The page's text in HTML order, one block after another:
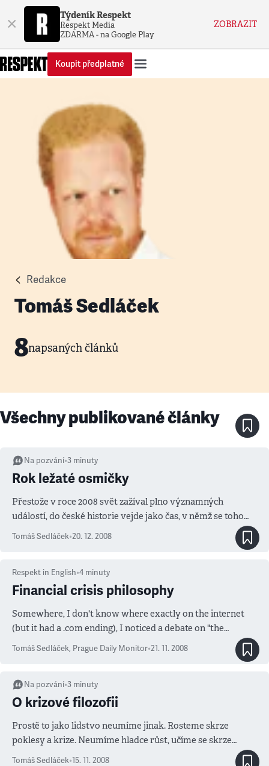
× Týdeník Respekt
Respekt Media
ZDARMA - na Google Play
ZOBRAZIT
Koupit předplatné
Redakce
Tomáš Sedláček
8napsaných článků
Všechny publikované články
Na pozvání•3 minuty
Rok ležaté osmičky
Přestože v roce 2008 svět zažíval plno významných
událostí, do české historie vejde jako čas, v němž se toho
tak moc nepřihodilo, přestože stát se mohlo hodně.
Tomáš Sedláček•20. 12. 2008
Respekt in English•4 minuty
Financial crisis philosophy
Somewhere, I don't know where exactly on the internet
(but it had a .com ending), I noticed a debate on "the
advantages of the crisis". It is always necessary to look at
things in an original way, said a participant in the debate. As
Harbour: It took the United States out of its "splendid
isolation" and hurled it into the war. What would we
America? So let's give it a go: What are the advantages of
the crisis?
Tomáš Sedláček, Prague Daily Monitor•21. 11. 2008
Na pozvání•3 minuty
O krizové filozofii
Prostě to jako lidstvo neumíme jinak. Rosteme skrze
poklesy a krize. Neumíme hladce růst, učíme se skrze
chyby, ke každému kopci patří údolí.
Tomáš Sedláček•15. 11. 2008